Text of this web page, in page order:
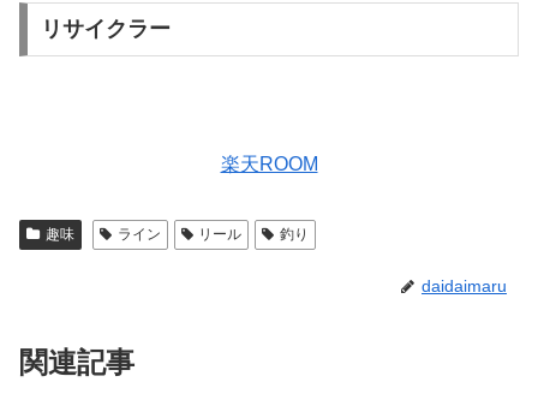
リサイクラー
楽天ROOM
趣味 ライン リール 釣り
daidaimaru
関連記事